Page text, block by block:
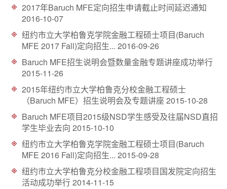
2017年Baruch MFE定向招生申请截止时间延迟通知
2016-10-07
纽约市立大学柏鲁克学院金融工程硕士项目(Baruch
MFE 2017 Fall)定向招生... 2016-09-26
Baruch MFE招生说明会暨数量金融专题讲座成功举行
2015-11-26
2015年纽约市立大学柏鲁克分校金融工程硕士
（Baruch MFE）招生说明会及专题讲座2015-10-28
Baruch MFE项目2015级NSD学生感受及往届NSD直招
学生毕业去向 2015-10-10
纽约市立大学柏鲁克学院金融工程硕士项目(Baruch
MFE 2016 Fall)定向招生... 2015-09-28
纽约市立大学柏鲁克分校金融工程项目国发院定向招生
活动成功举行2014-11-15